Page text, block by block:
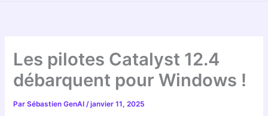
Les pilotes Catalyst 12.4
débarquent pour Windows !
ParSébastien GenAI/janvier 11, 2025